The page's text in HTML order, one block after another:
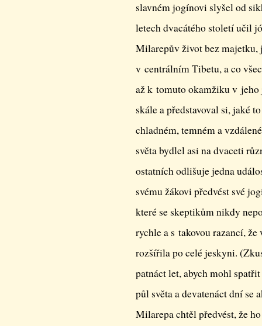
slavném jogínovi slyšel od
letech dvacátého století učil
Milarepův život bez majetku,
v centrálním Tibetu, a co
až k tomuto okamžiku v
skále a představoval si, jaké
chladném, temném a
světa bydlel asi na dvaceti
ostatních odlišuje jedna
svému žákovi předvést své
které se skeptikům nikdy
rychle a s takovou razancí,
rozšířila po celé jeskyni.
patnáct let, abych mohl
půl světa a devatenáct dní
Milarepa chtěl předvést, že